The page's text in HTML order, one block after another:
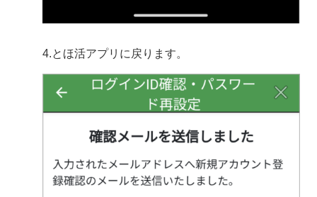
4.とほ活アプリに戻ります。